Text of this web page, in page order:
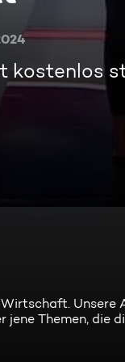
kostenlos
Unsere
Themen, die